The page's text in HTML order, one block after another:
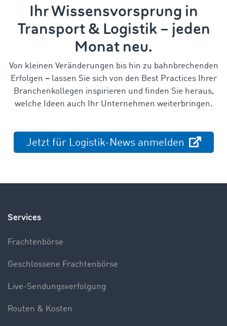
Ihr Wissensvorsprung in
Transport & Logistik – jeden
Monat neu.
Von kleinen Veränderungen bis hin zu bahnbrechenden
Erfolgen –lassen Sie sich von den Best Practices Ihrer
Branchenkollegen inspirieren und finden Sie heraus,
welche Ideen auch Ihr Unternehmen weiterbringen.
Jetzt für Logistik-News anmelden
Services
Frachtenbörse
Geschlossene Frachtenbörse
Live-Sendungsverfolgung
Routen & Kosten